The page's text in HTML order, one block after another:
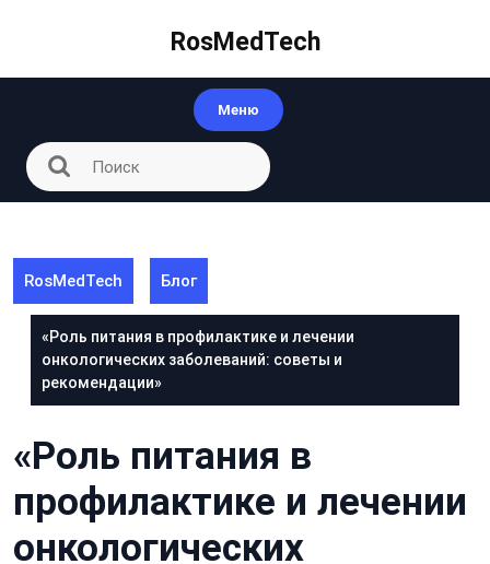
RosMedTech
Меню
RosMedTech Блог
«Роль питания в профилактике и лечении
онкологических заболеваний: советы и
рекомендации»
«Роль питания в
профилактике и лечении
онкологических